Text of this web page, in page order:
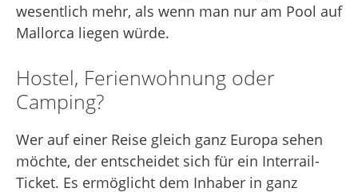
wesentlich mehr, als wenn man nur am Pool auf
Mallorca liegen würde.
Hostel, Ferienwohnung oder
Camping?
Wer auf einer Reise gleich ganz Europa sehen
möchte, der entscheidet sich für ein Interrail-
Ticket. Es ermöglicht dem Inhaber in ganz